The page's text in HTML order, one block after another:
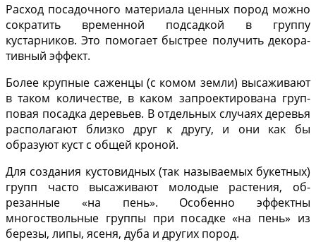
Расход посадочного материала ценных по­род можно
сократить временной подсадкой в группу
кустарников. Это помогает быстрее получить декора­
тивный эффект.
Более крупные саженцы (с комом земли) высаживают
в таком количе­стве, в каком запроектирована груп­
повая посадка деревьев. В отдельных случаях деревья
располагают близко друг к другу, и они как бы
образуют куст с общей кроной.
Для создания кустовидных (так называемых букетных)
групп часто высаживают молодые растения, об­
резанные «на пень». Особенно эф­фектны
многоствольные группы при посадке «на пень» из
березы, липы, ясеня, дуба и других пород.